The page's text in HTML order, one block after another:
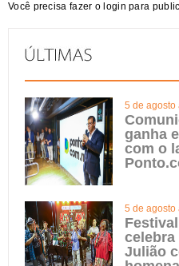
Você precisa fazer o login para
5 de agosto
ganha
com o
5 de agosto
celebra
Julião